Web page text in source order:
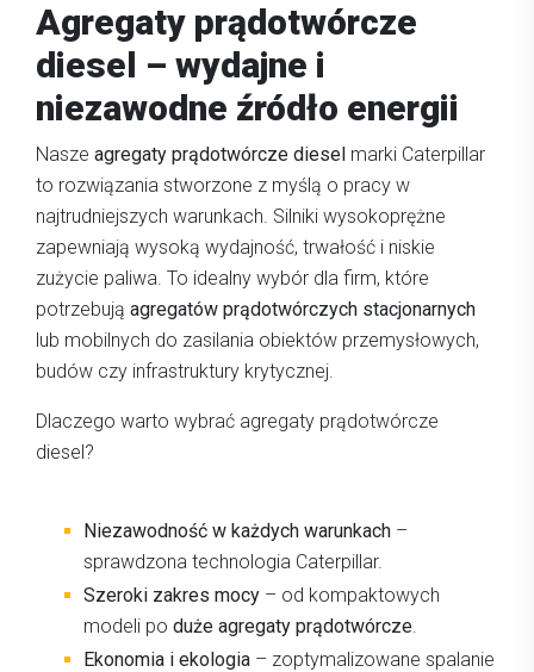
Agregaty prądotwórcze
diesel – wydajne i
niezawodne źródło energii
Nasze agregaty prądotwórcze diesel marki Caterpillar
to rozwiązania stworzone z myślą o pracy w
najtrudniejszych warunkach. Silniki wysokoprężne
zapewniają wysoką wydajność, trwałość i niskie
zużycie paliwa. To idealny wybór dla firm, które
potrzebują agregatów prądotwórczych stacjonarnych
lub mobilnych do zasilania obiektów przemysłowych,
budów czy infrastruktury krytycznej.
Dlaczego warto wybrać agregaty prądotwórcze
diesel?
Niezawodność w każdych warunkach –
sprawdzona technologia Caterpillar.
Szeroki zakres mocy – od kompaktowych
modeli po duże agregaty prądotwórcze.
Ekonomia i ekologia – zoptymalizowane spalanie